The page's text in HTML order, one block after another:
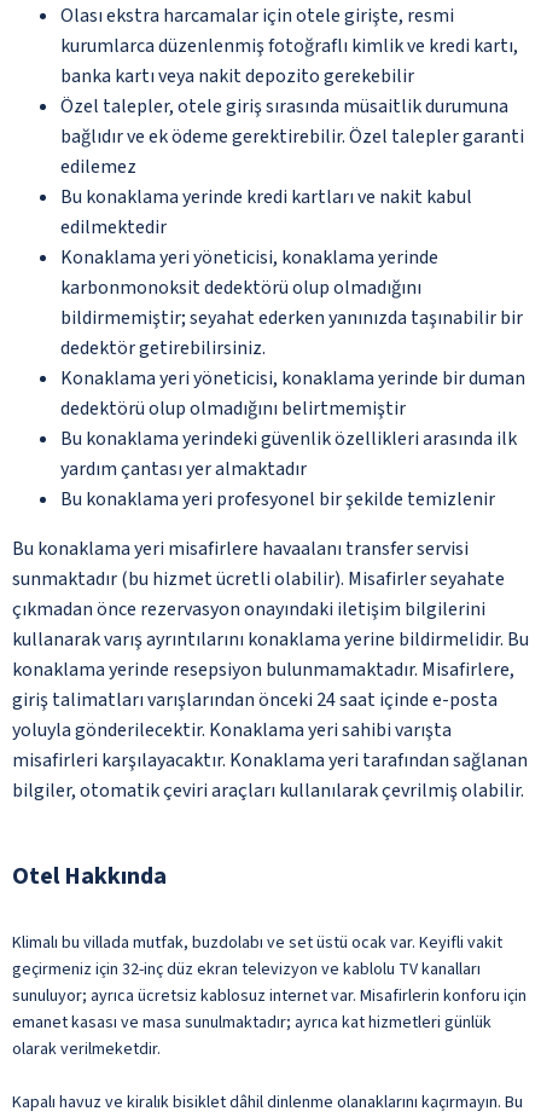
Olası ekstra harcamalar için otele girişte, resmi
kurumlarca düzenlenmiş fotoğraflı kimlik ve kredi kartı,
banka kartı veya nakit depozito gerekebilir
Özel talepler, otele giriş sırasında müsaitlik durumuna
bağlıdır ve ek ödeme gerektirebilir. Özel talepler garanti
edilemez
Bu konaklama yerinde kredi kartları ve nakit kabul
edilmektedir
Konaklama yeri yöneticisi, konaklama yerinde
karbonmonoksit dedektörü olup olmadığını
bildirmemiştir; seyahat ederken yanınızda taşınabilir bir
dedektör getirebilirsiniz.
Konaklama yeri yöneticisi, konaklama yerinde bir duman
dedektörü olup olmadığını belirtmemiştir
Bu konaklama yerindeki güvenlik özellikleri arasında ilk
yardım çantası yer almaktadır
Bu konaklama yeri profesyonel bir şekilde temizlenir
Bu konaklama yeri misafirlere havaalanı transfer servisi
sunmaktadır (bu hizmet ücretli olabilir). Misafirler seyahate
çıkmadan önce rezervasyon onayındaki iletişim bilgilerini
kullanarak varış ayrıntılarını konaklama yerine bildirmelidir. Bu
konaklama yerinde resepsiyon bulunmamaktadır. Misafirlere,
giriş talimatları varışlarından önceki 24 saat içinde e-posta
yoluyla gönderilecektir. Konaklama yeri sahibi varışta
misafirleri karşılayacaktır. Konaklama yeri tarafından sağlanan
bilgiler, otomatik çeviri araçları kullanılarak çevrilmiş olabilir.
Otel Hakkında
Klimalı bu villada mutfak, buzdolabı ve set üstü ocak var. Keyifli vakit
geçirmeniz için 32-inç düz ekran televizyon ve kablolu TV kanalları
sunuluyor; ayrıca ücretsiz kablosuz internet var. Misafirlerin konforu için
emanet kasası ve masa sunulmaktadır; ayrıca kat hizmetleri günlük
olarak verilmeketdir.
Kapalı havuz ve kiralık bisiklet dâhil dinlenme olanaklarını kaçırmayın. Bu